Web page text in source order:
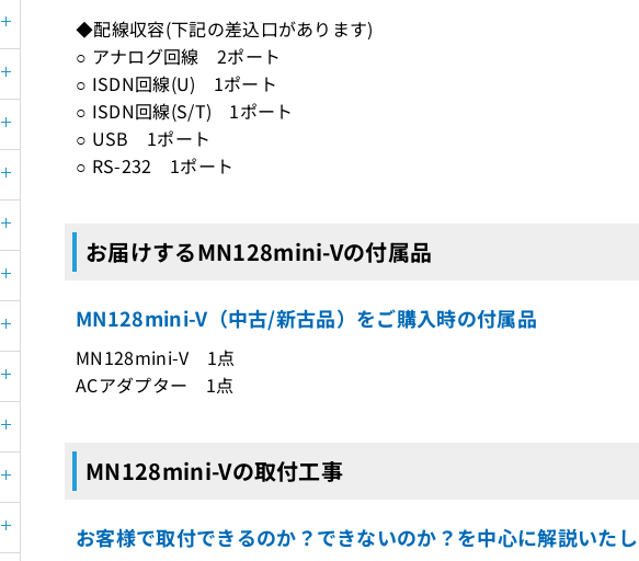
◆配線収容(下記の差込口があります)
○ アナログ回線 2ポート
○ ISDN回線(U) 1ポート
○ ISDN回線(S/T) 1ポート
○ USB 1ポート
○ RS-232 1ポート
お届けするMN128mini-Vの付属品
MN128mini-V（中古/新古品）をご購入時の付属品
MN128mini-V 1点
ACアダプター 1点
MN128mini-Vの取付工事
お客様で取付できるのか？できないのか？を中心に解説いた